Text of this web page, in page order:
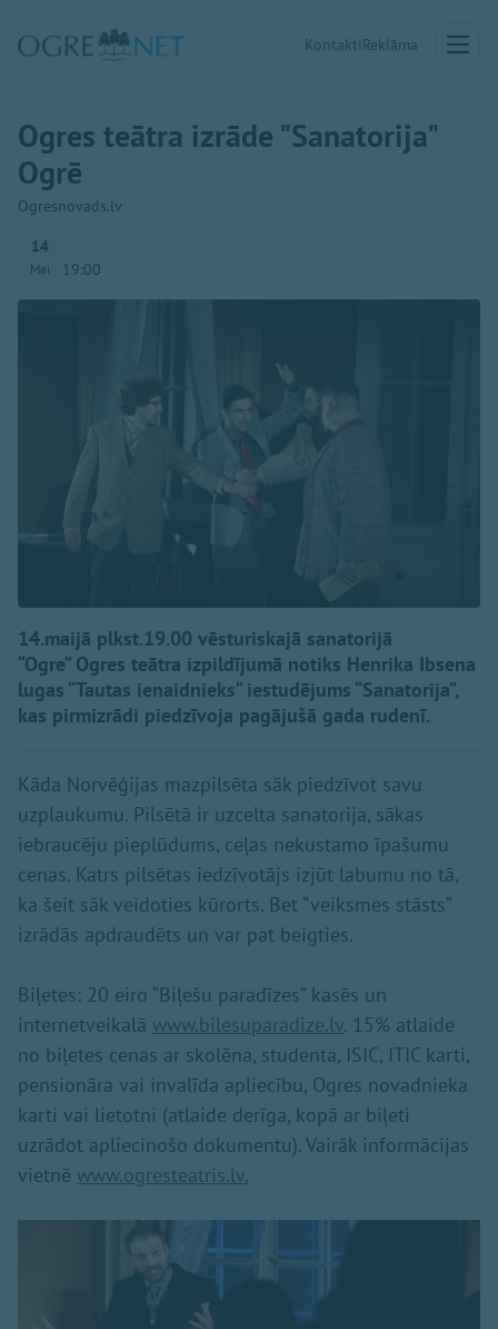
KontaktiReklāma
Ogres teātra izrāde "Sanatorija"
Ogrē
Ogresnovads.lv
14
Mai 19:00
14.maijā plkst.19.00 vēsturiskajā sanatorijā
“Ogre” Ogres teātra izpildījumā notiks Henrika Ibsena
lugas “Tautas ienaidnieks” iestudējums “Sanatorija”,
kas pirmizrādi piedzīvoja pagājušā gada rudenī.
Kāda Norvēģijas mazpilsēta sāk piedzīvot savu
uzplaukumu. Pilsētā ir uzcelta sanatorija, sākas
iebraucēju pieplūdums, ceļas nekustamo īpašumu
cenas. Katrs pilsētas iedzīvotājs izjūt labumu no tā,
ka šeit sāk veidoties kūrorts. Bet “veiksmes stāsts”
izrādās apdraudēts un var pat beigties.
Biļetes: 20 eiro “Biļešu paradīzes” kasēs un
internetveikalā www.bilesuparadize.lv. 15% atlaide
no biļetes cenas ar skolēna, studenta, ISIC, ITIC karti,
pensionāra vai invalīda apliecību, Ogres novadnieka
karti vai lietotni (atlaide derīga, kopā ar biļeti
uzrādot apliecinošo dokumentu). Vairāk informācijas
vietnē www.ogresteatris.lv.